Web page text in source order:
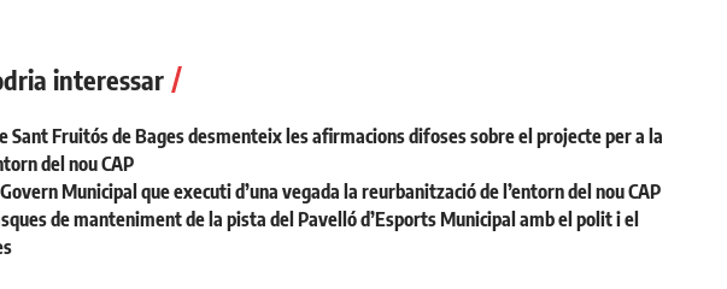
interessar
Sant Fruitós de Bages desmenteix les afirmacions difoses sobre el projecte per a la
del nou CAP
Municipal que executi d’una vegada la reurbanització de l’entorn del nou CAP
de manteniment de la pista del Pavelló d’Esports Municipal amb el polit i el